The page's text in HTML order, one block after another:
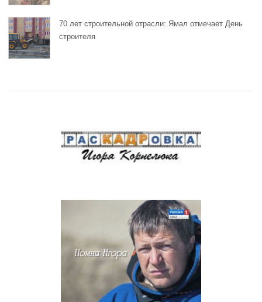
70 лет строительной отрасли: Ямал отмечает День
строителя